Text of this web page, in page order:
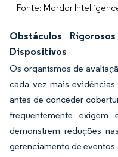
Fonte: Mordor
Obstáculos
Dispositivos
Os organismos de
cada vez mais
antes de conceder
frequentemente exigem
demonstrem reduções
gerenciamento de eventos